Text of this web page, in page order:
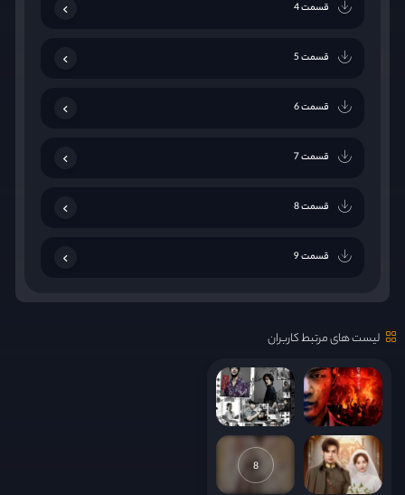
قسمت 4
قسمت 5
قسمت 6
قسمت 7
قسمت 8
قسمت 9
لیست های مرتبط کاربران
8